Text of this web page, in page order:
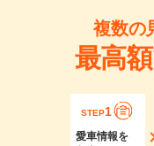
複数の
最高
STEP1
愛車情報を